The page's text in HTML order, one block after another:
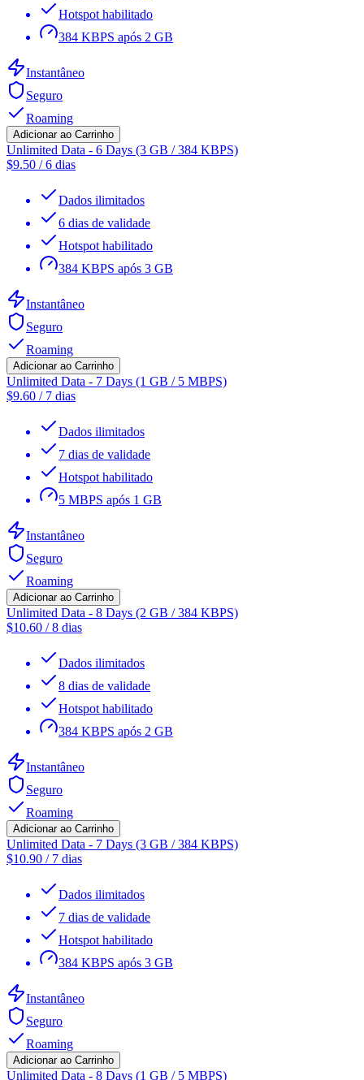
Hotspot habilitado
384 KBPS após 2 GB
Instantâneo
Seguro
Roaming
Adicionar ao Carrinho
Unlimited Data - 6 Days (3 GB / 384 KBPS)
$9.50 /6 dias
Dados ilimitados
6 dias de validade
Hotspot habilitado
384 KBPS após 3 GB
Instantâneo
Seguro
Roaming
Adicionar ao Carrinho
Unlimited Data - 7 Days (1 GB / 5 MBPS)
$9.60 / 7 dias
Dados ilimitados
7 dias de validade
Hotspot habilitado
5 MBPS após 1 GB
Instantâneo
Seguro
Roaming
Adicionar ao Carrinho
Unlimited Data - 8 Days (2 GB / 384 KBPS)
$10.60 /8 dias
Dados ilimitados
8 dias de validade
Hotspot habilitado
384 KBPS após 2 GB
Instantâneo
Seguro
Roaming
Adicionar ao Carrinho
Unlimited Data - 7 Days (3 GB / 384 KBPS)
$10.90 / 7 dias
Dados ilimitados
7 dias de validade
Hotspot habilitado
384 KBPS após 3 GB
Instantâneo
Seguro
Roaming
Adicionar ao Carrinho
Unlimited Data - 8 Days (1 GB / 5 MBPS)